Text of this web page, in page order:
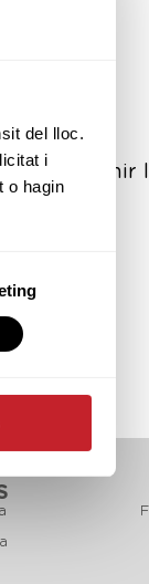
del lloc.
i
o hagin
i suprimir